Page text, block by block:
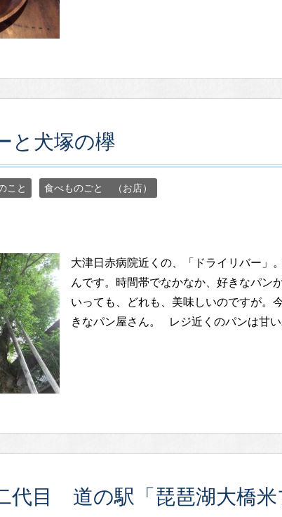
と犬塚の欅
こと 食べものごと （お店）
大津日赤病院近くの、「ドライリバー」
んです。時間帯でなかなか、好きなパン
いっても、どれも、美味しいのですが。
きなパン屋さん。 レジ近くのパンは甘い
目 道の駅「琵琶湖大橋米